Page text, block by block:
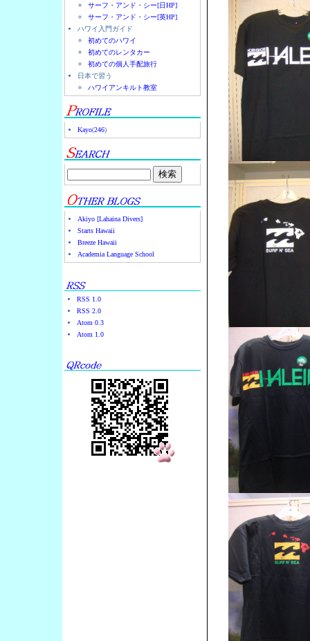
サーフ・アンド・シー[日HP]
サーフ・アンド・シー[英HP]
ハワイ入門ガイド
初めてのハワイ
初めてのレンタカー
初めての個人手配旅行
日本で習う
ハワイアンキルト教室
Kayo(246)
Akiyo [Lahaina Divers]
Starts Hawaii
Breeze Hawaii
Academia Language School
RSS 1.0
RSS 2.0
Atom 0.3
Atom 1.0